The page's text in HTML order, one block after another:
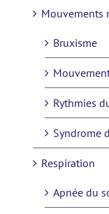
Mouvements
Bruxisme
Rythmies
Syndrome
Respiration
Apnée du